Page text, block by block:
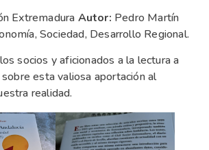
Extremadura Autor: Pedro Martín
Sociedad, Desarrollo Regional.
socios y aficionados a la lectura a
esta valiosa aportación al
realidad.